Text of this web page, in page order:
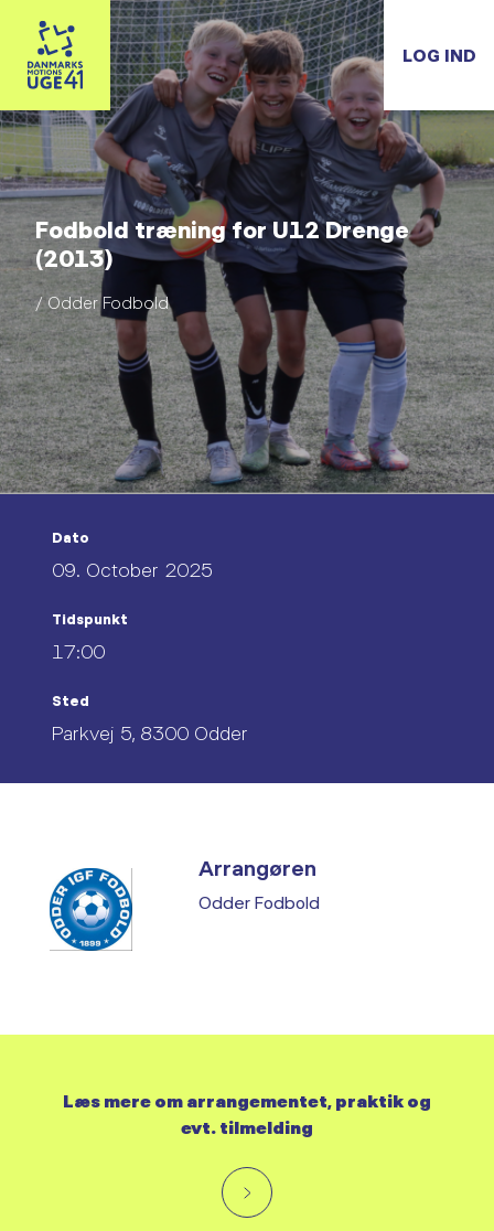
LOG IND
Fodbold træning for U12 Drenge
(2013)
/ Odder Fodbold
Dato
09. October 2025
Tidspunkt
17:00
Sted
Parkvej 5, 8300 Odder
Arrangøren
Odder Fodbold
Læs mere om arrangementet, praktik og
evt. tilmelding